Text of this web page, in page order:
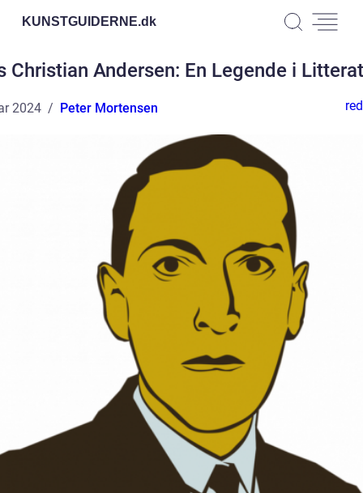
KUNSTGUIDERNE.dk
Christian Andersen: En Legende i
2024 Peter Mortensen